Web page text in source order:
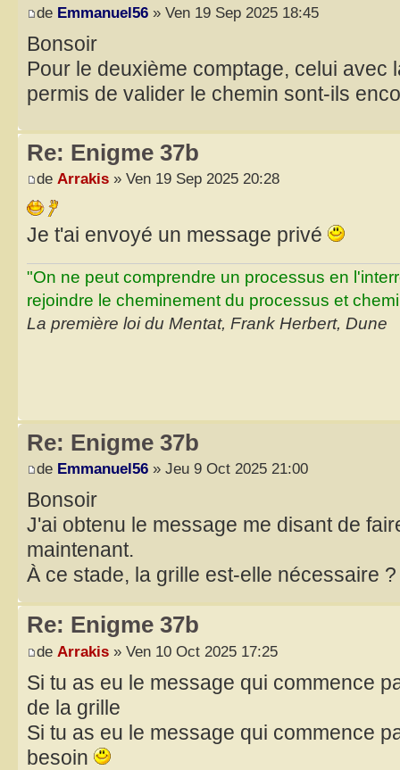
de Emmanuel56 » Ven 19 Sep 2025 18:45
Bonsoir
Pour le deuxième comptage, celui avec
permis de valider le chemin sont-ils
Re: Enigme 37b
de Arrakis » Ven 19 Sep 2025 20:28
Je t'ai envoyé un message privé
"On ne peut comprendre un processus en
rejoindre le cheminement du processus et
La première loi du Mentat, Frank Herbert, Dune
Re: Enigme 37b
de Emmanuel56 » Jeu 9 Oct 2025 21:00
Bonsoir
J'ai obtenu le message me disant de
maintenant.
À ce stade, la grille est-elle nécessaire ?
Re: Enigme 37b
de Arrakis » Ven 10 Oct 2025 17:25
Si tu as eu le message qui commence
de la grille
Si tu as eu le message qui commence
besoin